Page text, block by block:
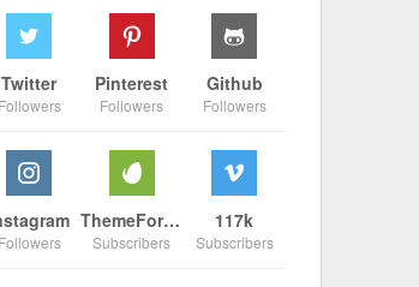
Twitter
Followers
Pinterest
Followers
Github
Followers
Followers
ThemeForest
Subscribers
117k
Subscribers